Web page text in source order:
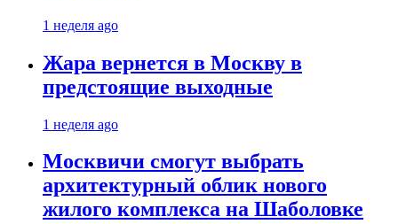
1 неделя ago
Жара вернется в Москву в
предстоящие выходные
1 неделя ago
Москвичи смогут выбрать
архитектурный облик нового
жилого комплекса на Шаболовке